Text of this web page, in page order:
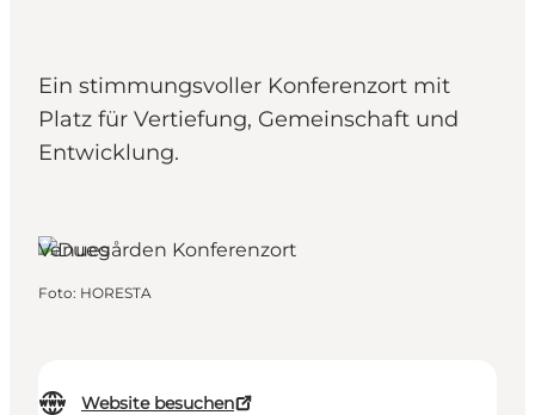
Infos über Mors
Unterkunft
Pauschalreisen / Urlaub
Planen Sie Ihre Reise
Ein stimmungsvoller Konferenzort mit
Platz für Vertiefung, Gemeinschaft und
Entwicklung.
Website besuchen
Venues
Foto: HORESTA